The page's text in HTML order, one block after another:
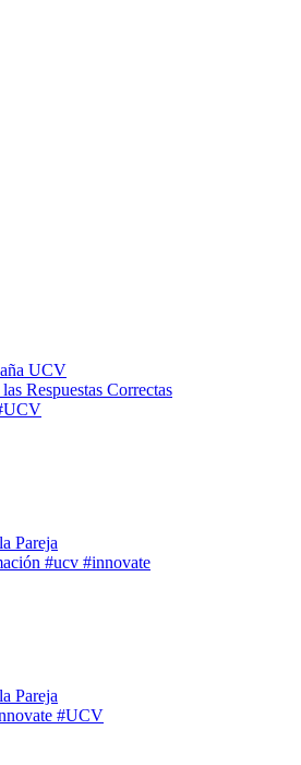
UCV
Respuestas Correctas
Pareja
#ucv #innovate
Pareja
#UCV